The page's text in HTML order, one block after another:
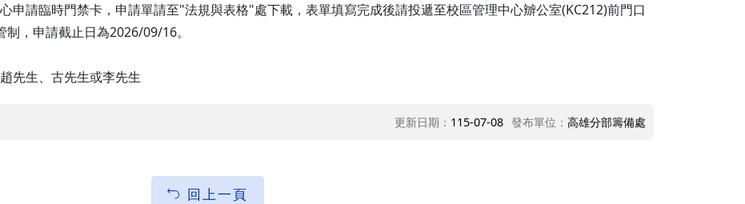
申請臨時門禁卡，申請單請至"法規與表格"處下載，表單填寫完成後請投遞至校區管理中心辧公室(KC212)前門口
，申請截止日為2026/09/16。
、古先生或李先生
更新日期： 115-07-08 發布單位： 高雄分部籌備處
回上一頁